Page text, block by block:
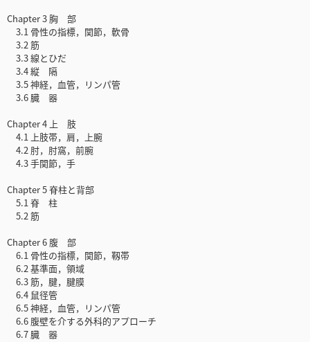
Chapter 3 胸 部
3.1 骨性の指標，関節，軟骨
3.2 筋
3.3 線とひだ
3.4 縦 隔
3.5 神経，血管，リンパ管
3.6 臓 器
Chapter 4 上 肢
4.1 上肢帯，肩，上腕
4.2 肘，肘窩，前腕
4.3 手関節，手
Chapter 5 脊柱と背部
5.1 脊 柱
5.2 筋
Chapter 6 腹 部
6.1 骨性の指標，関節，靱帯
6.2 基準面，領域
6.3 筋，腱，腱膜
6.4 鼠径管
6.5 神経，血管，リンパ管
6.6 腹壁を介する外科的アプローチ
6.7 臓 器